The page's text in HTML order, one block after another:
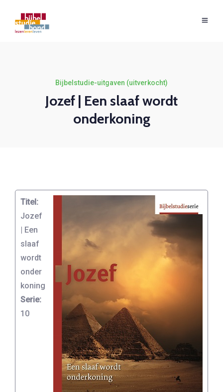
Bijbelstudie-uitgaven (uitverkocht)
Jozef | Een slaaf wordt
onderkoning
Titel:
Jozef
| Een
slaaf
wordt
onder
koning
Serie:
10